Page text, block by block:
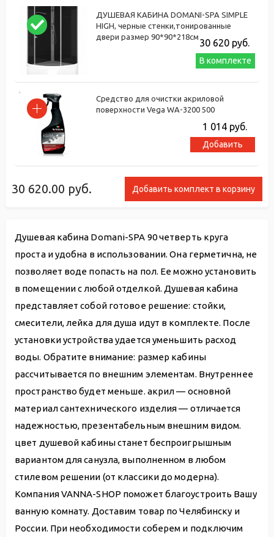
30 620.00 руб. Добавить комплект в корзину
ДУШЕВАЯ КАБИНА DOMANI-SPA SIMPLE
HIGH, черные стенки,тонированные
двери размер 90*90*218см
30 620 руб.
В комплекте
Средство для очистки акриловой
поверхности Vega WA-3200 500
1 014руб.
Добавить
Душевая кабина Domani-SPA 90 четверть круга
проста и удобна в использовании. Она герметична, не
позволяет воде попасть на пол. Ее можно установить
в помещении с любой отделкой. Душевая кабина
представляет собой готовое решение: стойки,
смесители, лейка для душа идут в комплекте. После
установки устройства удается уменьшить расход
воды. Обратите внимание: размер кабины
рассчитывается по внешним элементам. Внутреннее
пространство будет меньше. акрил — основной
материал сантехнического изделия — отличается
надежностью, презентабельным внешним видом.
цвет душевой кабины станет беспроигрышным
вариантом для санузла, выполненном в любом
стилевом решении (от классики до модерна).
Компания VANNA-SHOP поможет благоустроить Вашу
ванную комнату. Доставим товар по Челябинску и
России. При необходимости соберем и подключим